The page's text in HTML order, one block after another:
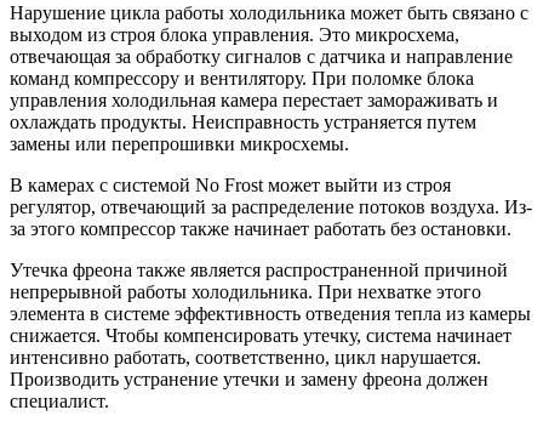
Нарушение цикла работы холодильника может быть связано с
выходом из строя блока управления. Это микросхема,
отвечающая за обработку сигналов с датчика и направление
команд компрессору и вентилятору. При поломке блока
управления холодильная камера перестает замораживать и
охлаждать продукты. Неисправность устраняется путем
замены или перепрошивки микросхемы.
В камерах с системой No Frost может выйти из строя
регулятор, отвечающий за распределение потоков воздуха. Из-
за этого компрессор также начинает работать без остановки.
Утечка фреона также является распространенной причиной
непрерывной работы холодильника. При нехватке этого
элемента в системе эффективность отведения тепла из камеры
снижается. Чтобы компенсировать утечку, система начинает
интенсивно работать, соответственно, цикл нарушается.
Производить устранение утечки и замену фреона должен
специалист.